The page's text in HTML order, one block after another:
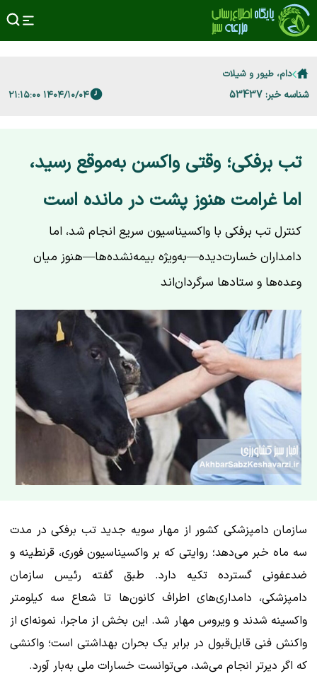
دام، طیور و شیلات
شناسه خبر: 53437 ۱۴۰۴/۱۰/۰۴ ۲۱:۱۵:۰۰
تب برفکی؛ وقتی واکسن به‌موقع رسید،
اما غرامت هنوز پشت در مانده است
کنترل تب برفکی با واکسیناسیون سریع انجام شد، اما
دامداران خسارت‌دیده—به‌ویژه بیمه‌نشده‌ها—هنوز میان
وعده‌ها و ستادها سرگردان‌اند
سازمان دامپزشکی کشور از مهار سویه جدید تب برفکی در مدت
سه ماه خبر می‌دهد؛ روایتی که بر واکسیناسیون فوری، قرنطینه و
ضدعفونی گسترده تکیه دارد. طبق گفته رئیس سازمان
دامپزشکی، دامداری‌های اطراف کانون‌ها تا شعاع سه کیلومتر
واکسینه شدند و ویروس مهار شد. این بخش از ماجرا، نمونه‌ای از
واکنش فنی قابل‌قبول در برابر یک بحران بهداشتی است؛ واکنشی
که اگر دیرتر انجام می‌شد، می‌توانست خسارات ملی به‌بار آورد.